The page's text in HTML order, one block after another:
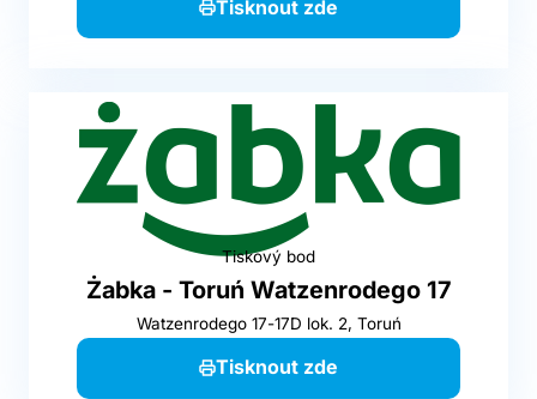
Tisknout zde
Tiskový bod
Żabka - Toruń Watzenrodego 17
Watzenrodego 17-17D lok. 2, Toruń
Tisknout zde